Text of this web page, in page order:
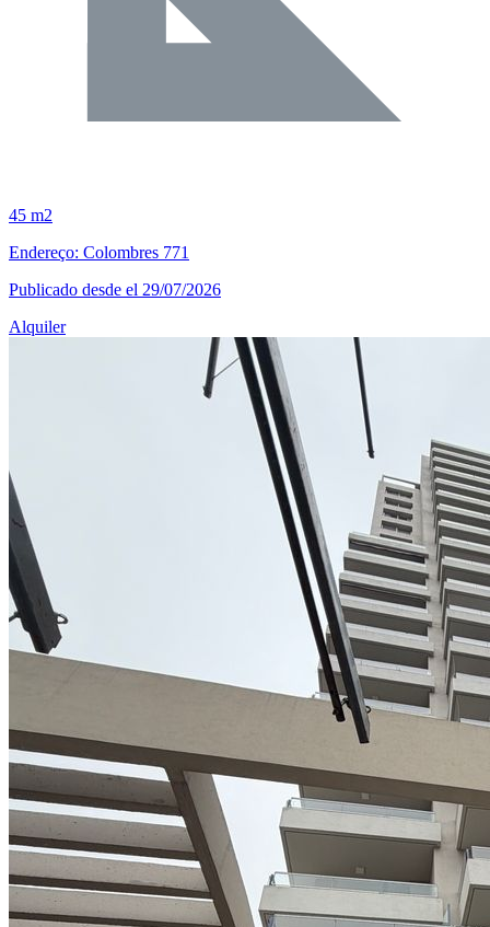
45 m2
Endereço: Colombres 771
Publicado desde el 29/07/2026
Alquiler